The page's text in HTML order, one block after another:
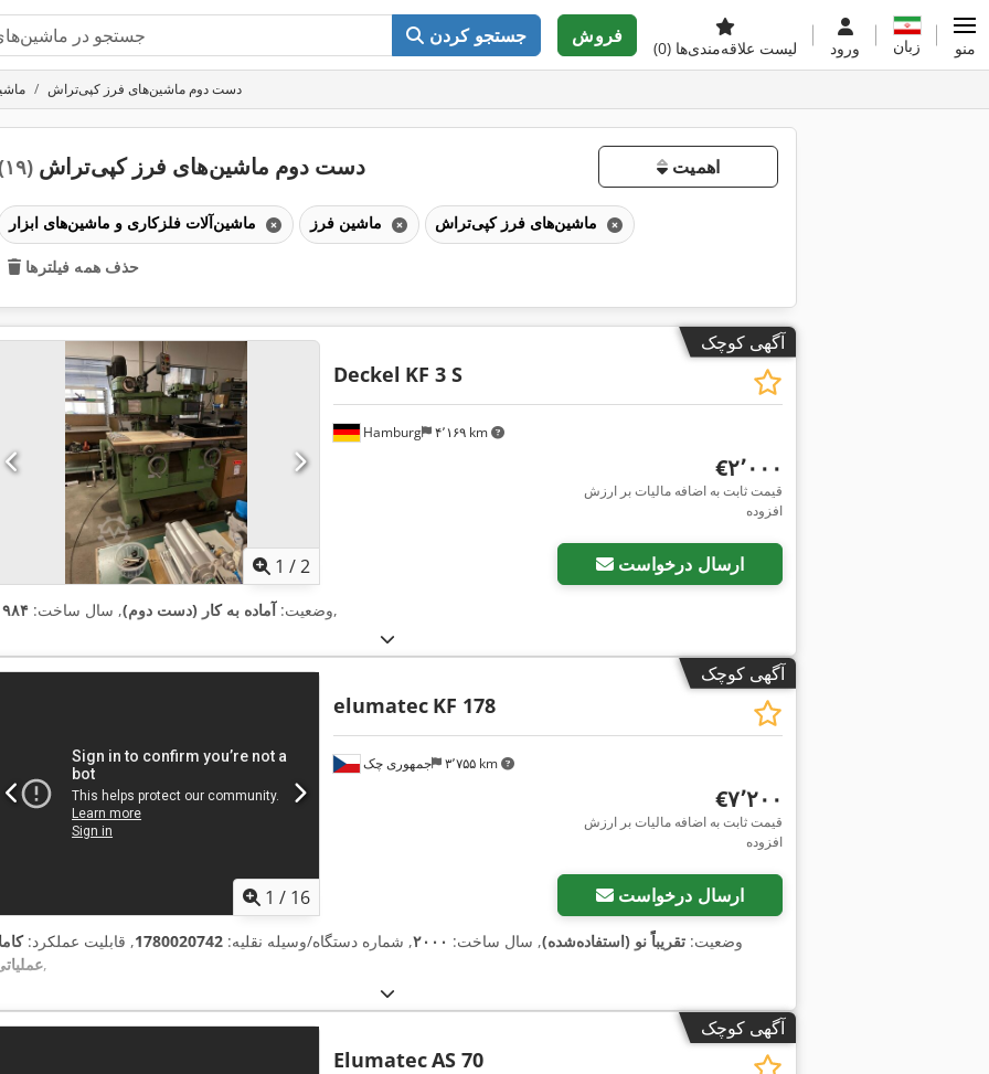
جستجو کردن فروش
لیست علاقه‌مندی‌ها (0) ورود زبان منو
دست دوم ماشین‌های فرز کپی‌تراش
دست دوم ماشین‌های فرز کپی‌تراش (۱۹) اهمیت
حذف همه فیلترها
آگهی کوچک
درخواست تصاویر بیشتر
1 /2
Hamburg ۴٬۱۶۹ km
Deckel KF 3 S
‎€۲٬۰۰۰
قیمت ثابت به اضافه مالیات بر ارزش
افزوده
ارسال درخواست
وضعیت:آماده به کار (دست دوم), سال ساخت: ,
آگهی کوچک
1 / 16
جمهوری چک ۳٬۷۵۵ km
elumatec KF 178
‎€۷٬۲۰۰
قیمت ثابت به اضافه مالیات بر ارزش
افزوده
ارسال درخواست
وضعیت: تقریباً نو (استفاده‌شده), سال ساخت: ۲۰۰۰, شماره دستگاه/وسیله نقلیه: 1780020742, قابلیت عملکرد:
,
آگهی کوچک
ElumatecAS 70